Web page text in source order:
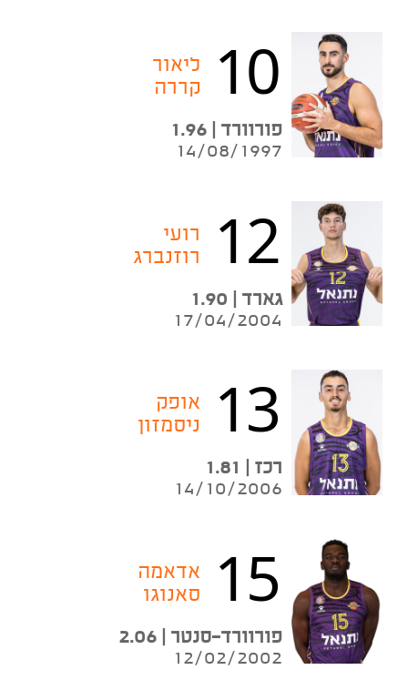
10
ליאור
קררה
פורוורד | 1.96
14/08/1997
12
רועי
רוזנברג
גארד | 1.90
17/04/2004
13
אופק
ניסמזון
רכז | 1.81
14/10/2006
15
אדאמה
סאנוגו
פורוורד־סנטר | 2.06
12/02/2002